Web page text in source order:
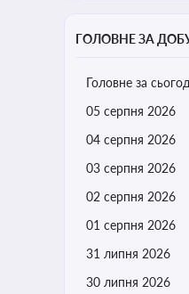
ГОЛОВНЕ ЗА
Головне за
05 серпня 2026
04 серпня 2026
03 серпня 2026
02 серпня 2026
01 серпня 2026
31 липня 2026
30 липня 2026